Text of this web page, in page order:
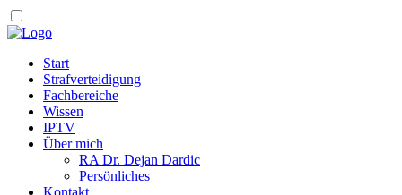
Start
Strafverteidigung
Fachbereiche
Wissen
IPTV
Über mich
RA Dr. Dejan Dardic
Persönliches
Kontakt